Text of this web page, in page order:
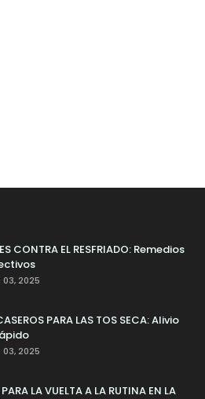
CONTRA EL RESFRIADO: Remedios
03, 2025
PARA LAS TOS SECA: Alivio
03, 2025
LA VUELTA A LA RUTINA EN LA